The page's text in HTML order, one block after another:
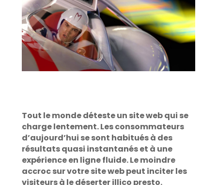
Tout le monde déteste un site web qui se
charge lentement. Les consommateurs
d’aujourd’hui se sont habitués à des
résultats quasi instantanés et à une
expérience en ligne fluide. Le moindre
accroc sur votre site web peut inciter les
visiteurs à le déserter illico presto.